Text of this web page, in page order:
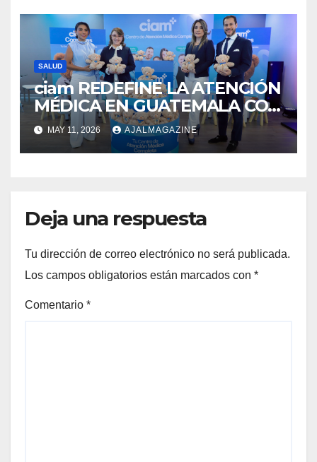
SALUD
ciam REDEFINE LA ATENCIÓN
MÉDICA EN GUATEMALA CON
SU NUEVO MODELO
INTEGRAL
MAY 11, 2026 AJALMAGAZINE
Deja una respuesta
Tu dirección de correo electrónico no será publicada.
Los campos obligatorios están marcados con *
Comentario *